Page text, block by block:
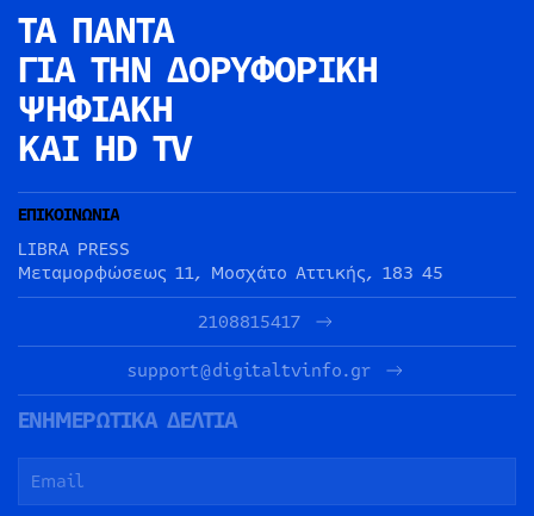
ΤΑ ΠΑΝΤΑ
ΓΙΑ ΤΗΝ ΔΟΡΥΦΟΡΙΚΗ
ΨΗΦΙΑΚΗ
ΚΑΙ HD TV
ΕΠΙΚΟΙΝΩΝΙΑ
LIBRA PRESS
Μεταμορφώσεως 11, Μοσχάτο Αττικής, 183 45
2108815417
support@digitaltvinfo.gr
ΕΝΗΜΕΡΩΤΙΚΑ ΔΕΛΤΙΑ